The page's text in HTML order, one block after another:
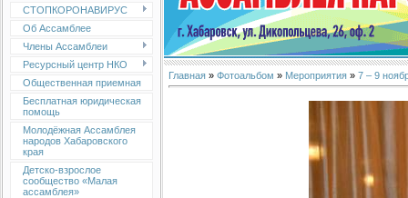
СТОПКОРОНАВИРУС
Об Ассамблее
Члены Ассамблеи
Ресурсный центр НКО
Общественная приемная
Бесплатная юридическая
помощь
Молодёжная Ассамблея
народов Хабаровского
края
Детско-взрослое
сообщество «Малая
ассамблея»
Главная » Фотоальбом » Мероприятия » 7 – 9